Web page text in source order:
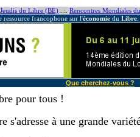
Jeudis du Libre (BE) .::. Rencontres Mondiales
ressource francophone sur l'économie du Libre
Que cherchez-vous ?
pour tous !
s'adresse à une grande